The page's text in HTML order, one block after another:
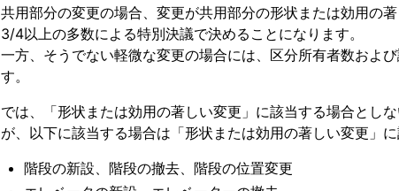
共用部分の変更の場合、変更が共用部分の形状または効用の
3/4以上の多数による特別決議で決めることになります。
一方、そうでない軽微な変更の場合には、区分所有者数およ
す。
では、「形状または効用の著しい変更」に該当する場合とし
が、以下に該当する場合は「形状または効用の著しい変更」に
階段の新設、階段の撤去、階段の位置変更